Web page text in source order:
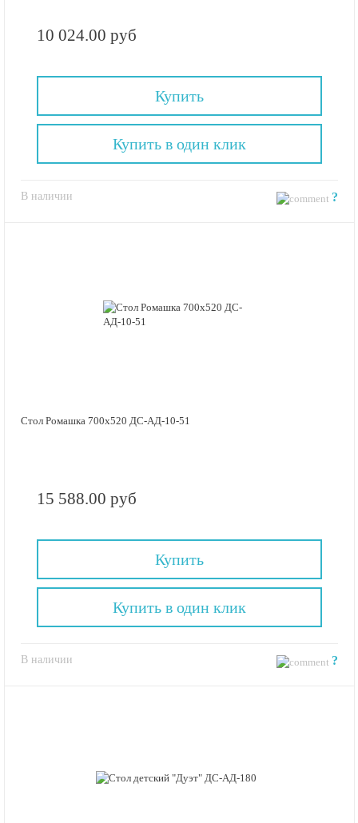
10 024.00 руб
Купить
В наличии ?
Купить в один клик
Стол Ромашка 700х520 ДС-АД-10-51
15 588.00 руб
Купить
В наличии ?
Купить в один клик